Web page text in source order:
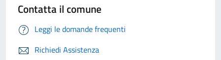
Contatta il comune
Leggi le domande frequenti
Richiedi Assistenza